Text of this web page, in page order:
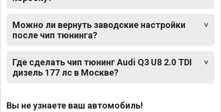
Можно ли вернуть заводские настройки
после чип тюнинга?
Где сделать чип тюнинг Audi Q3 U8 2.0 TDI
дизель 177 лс в Москве?
Вы не узнаете ваш автомобиль!